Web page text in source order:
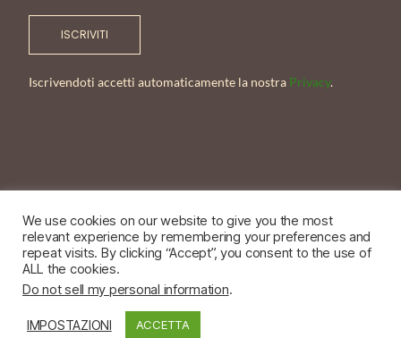
ISCRIVITI
Iscrivendoti accetti automaticamente la nostra Privacy.
© NadiaBellini 2026- 03617130244
We use cookies on our website to give you the most
relevant experience by remembering your preferences and
repeat visits. By clicking “Accept”, you consent to the use of
ALL the cookies.
Do not sell my personal information.
IMPOSTAZIONI ACCETTA